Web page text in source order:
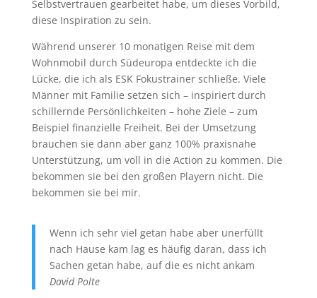
Selbstvertrauen gearbeitet habe, um dieses Vorbild,
diese Inspiration zu sein.
Während unserer 10 monatigen Reise mit dem
Wohnmobil durch Südeuropa entdeckte ich die
Lücke, die ich als ESK Fokustrainer schließe. Viele
Männer mit Familie setzen sich – inspiriert durch
schillernde Persönlichkeiten – hohe Ziele – zum
Beispiel finanzielle Freiheit. Bei der Umsetzung
brauchen sie dann aber ganz 100% praxisnahe
Unterstützung, um voll in die Action zu kommen. Die
bekommen sie bei den großen Playern nicht. Die
bekommen sie bei mir.
Wenn ich sehr viel getan habe aber unerfüllt
nach Hause kam lag es häufig daran, dass ich
Sachen getan habe, auf die es nicht ankam
David Polte